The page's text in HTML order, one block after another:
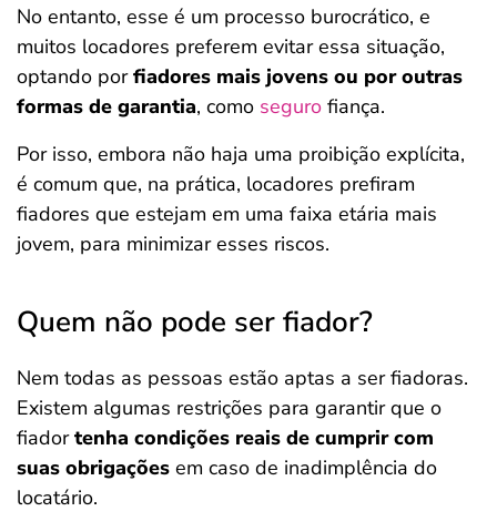
No entanto, esse é um processo burocrático, e
muitos locadores preferem evitar essa situação,
optando porfiadores mais jovens ou por outras
formas de garantia, como seguro fiança.
Por isso, embora não haja uma proibição explícita,
é comum que, na prática, locadores prefiram
fiadores que estejam em uma faixa etária mais
jovem, para minimizar esses riscos.
Quem não pode ser fiador?
Nem todas as pessoas estão aptas a ser fiadoras.
Existem algumas restrições para garantir que o
fiadortenha condições reais de cumprir com
suas obrigações em caso de inadimplência do
locatário.